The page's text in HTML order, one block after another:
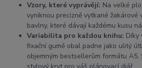
Vzory, které vyprávějí: Na velké
vyniknou precizně vytkané žakárové
bavlny, které dávají každému kusu
Variabilita pro každou knihu: Díky
fixační gumě obal padne jako ulitý
objemným bestsellerům formátu A5.